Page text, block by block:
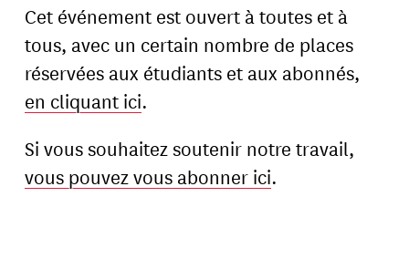
Cet événement est ouvert à toutes et à
tous, avec un certain nombre de places
réservées aux étudiants et aux abonnés,
en cliquant ici.
Si vous souhaitez soutenir notre travail,
vous pouvez vous abonner ici.